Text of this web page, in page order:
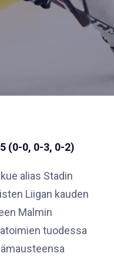
5 (0-0, 0-3, 0-2)
alias Stadin
Liigan kauden
Malmin
tuodessa